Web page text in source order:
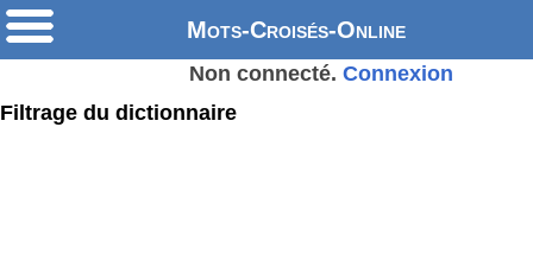
Mots-Croisés-Online
Non connecté. Connexion
Filtrage du dictionnaire